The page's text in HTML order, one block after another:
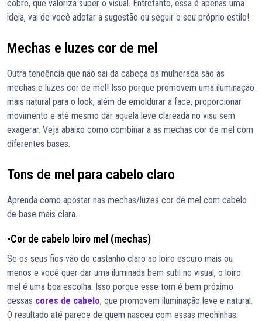
cobre, que valoriza super o visual. Entretanto, essa é apenas uma
ideia, vai de você adotar a sugestão ou seguir o seu próprio estilo!
Mechas e luzes cor de mel
Outra tendência que não sai da cabeça da mulherada são as
mechas e luzes cor de mel! Isso porque promovem uma iluminação
mais natural para o look, além de emoldurar a face, proporcionar
movimento e até mesmo dar aquela leve clareada no visu sem
exagerar. Veja abaixo como combinar a as mechas cor de mel com
diferentes bases.
Tons de mel para cabelo claro
Aprenda como apostar nas mechas/luzes cor de mel com cabelo
de base mais clara.
-Cor de cabelo loiro mel (mechas)
Se os seus fios vão do castanho claro ao loiro escuro mais ou
menos e você quer dar uma iluminada bem sutil no visual, o loiro
mel é uma boa escolha. Isso porque esse tom é bem próximo
dessas cores de cabelo, que promovem iluminação leve e natural.
O resultado até parece de quem nasceu com essas mechinhas.